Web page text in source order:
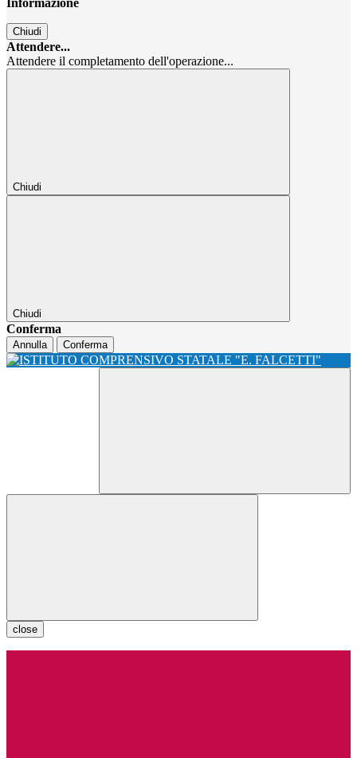
Informazione
Chiudi
Attendere...
Attendere il completamento dell'operazione...
Chiudi
Chiudi
Conferma
Annulla Conferma
close